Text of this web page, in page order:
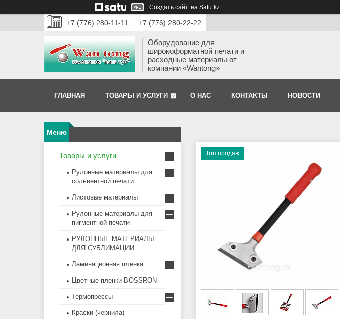
Создать сайт на Satu.kz
+7 (776) 280-11-11 +7 (776) 280-22-22
Оборудование для
широкоформатной печати и
расходные материалы от
компании «Wantong»
ГЛАВНАЯ ТОВАРЫ И УСЛУГИ О НАС КОНТАКТЫ НОВОСТИ
Топ продаж
Товары и услуги
Рулонные материалы для
сольвентной печати
Листовые материалы
Рулонные материалы для
пигментной печати
РУЛОННЫЕ МАТЕРИАЛЫ
ДЛЯ СУБЛИМАЦИИ
Ламинационная пленка
Цветные пленки BOSSRON
Термопрессы
Краски (чернила)